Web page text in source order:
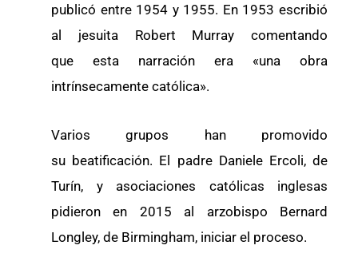
publicó entre 1954 y 1955. En 1953 escribió
al jesuita Robert Murray comentando
que esta narración era «una obra
intrínsecamente católica».
Varios grupos han promovido
su beatificación. El padre Daniele Ercoli, de
Turín, y asociaciones católicas inglesas
pidieron en 2015 al arzobispo Bernard
Longley, de Birmingham, iniciar el proceso.